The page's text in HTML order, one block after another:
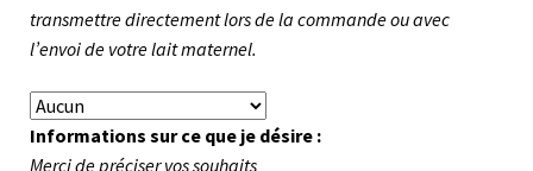
transmettre directement lors de la commande ou avec
l’envoi de votre lait maternel.
Informations sur ce que je désire :
Merci de préciser vos souhaits